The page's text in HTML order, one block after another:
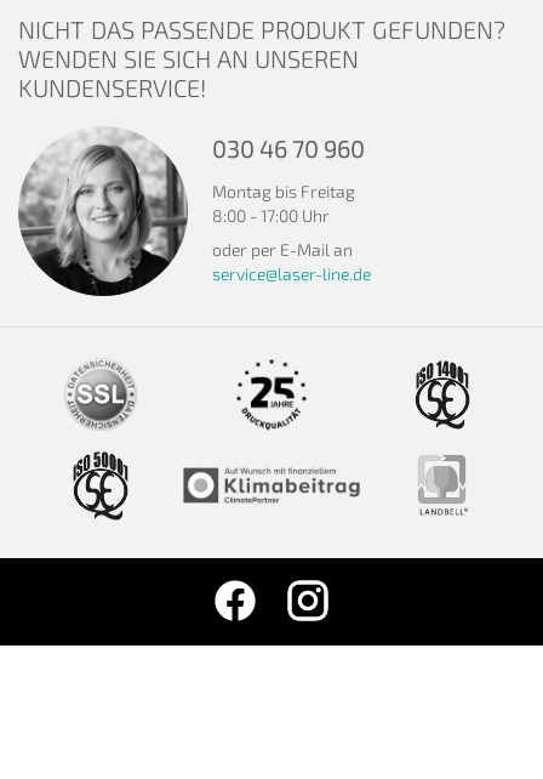
NICHT DAS PASSENDE PRODUKT GEFUNDEN?
WENDEN SIE SICH AN UNSEREN
KUNDENSERVICE!
030 46 70 960
Montag bis Freitag
8:00 - 17:00 Uhr
oder per E-Mail an
service@laser-line.de